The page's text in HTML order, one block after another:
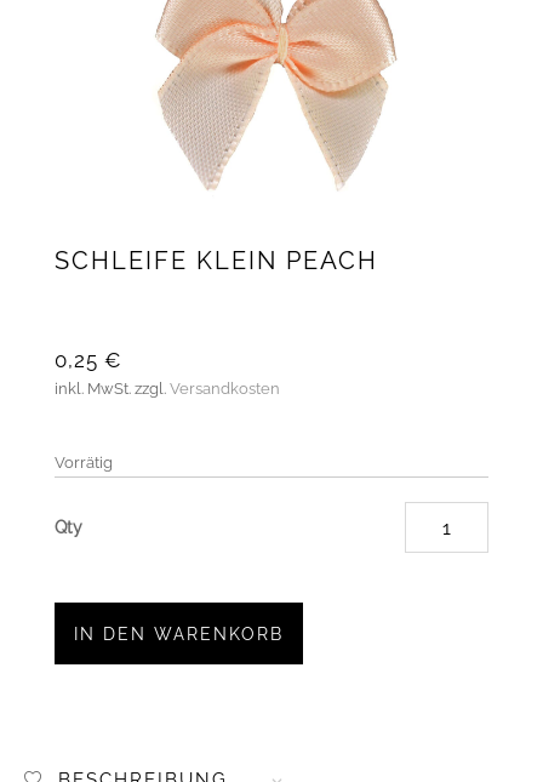
SCHLEIFE KLEIN PEACH
0,25 €
inkl. MwSt. zzgl. Versandkosten
Vorrätig
IN DEN WARENKORB